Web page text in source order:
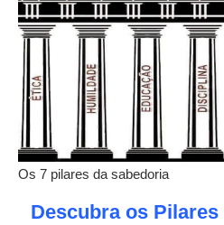
Os 7 pilares da sabedoria
Descubra os